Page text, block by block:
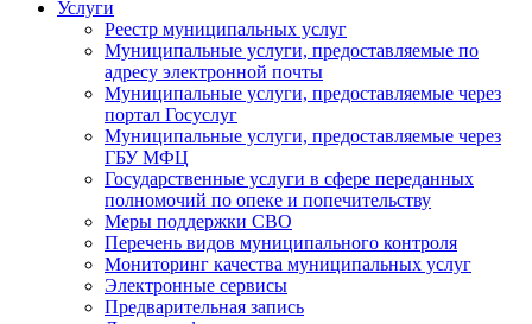
Услуги
Реестр муниципальных услуг
Муниципальные услуги, предоставляемые по
адресу электронной почты
Муниципальные услуги, предоставляемые через
портал Госуслуг
Муниципальные услуги, предоставляемые через
ГБУ МФЦ
Государственные услуги в сфере переданных
полномочий по опеке и попечительству
Меры поддержки СВО
Перечень видов муниципального контроля
Мониторинг качества муниципальных услуг
Электронные сервисы
Предварительная запись